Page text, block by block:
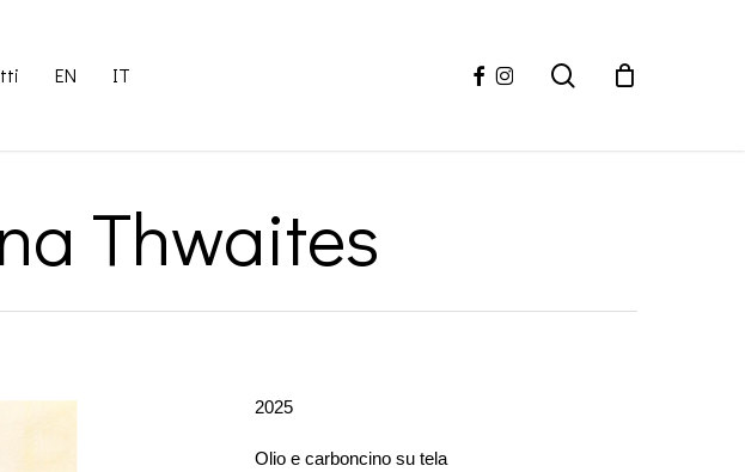
EN IT search
facebook
instagram
Thwaites
2025
Olio e carboncino su tela